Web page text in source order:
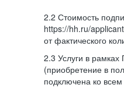
2.2 Стоимость
https://hh.ru/
от фактического
2.3 Услуги в
(приобретение в
подключена ко